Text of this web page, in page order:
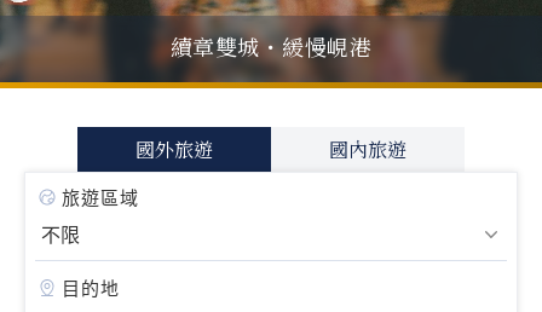
父親節．限時特別企劃
國外旅遊 國內旅遊
旅遊區域
目的地